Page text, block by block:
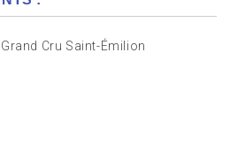
Cru Saint-Émilion